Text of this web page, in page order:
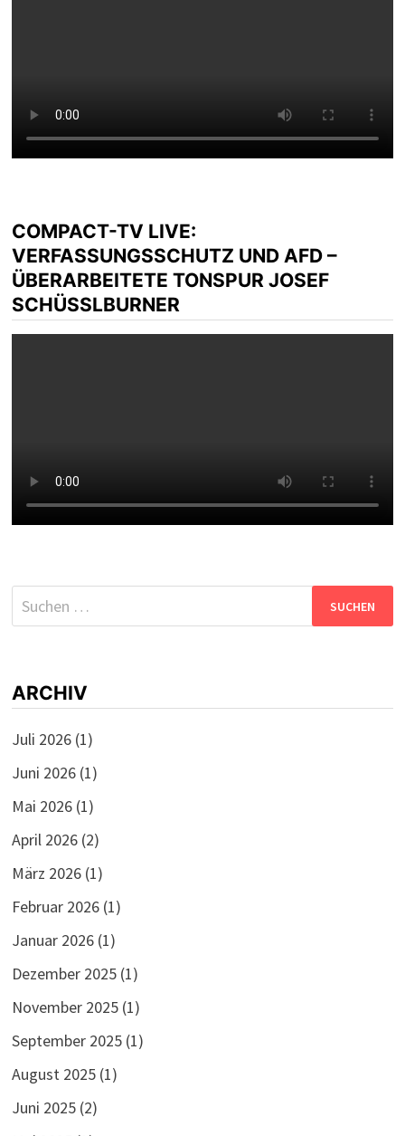
COMPACT-TV LIVE:
VERFASSUNGSSCHUTZ UND AFD –
ÜBERARBEITETE TONSPUR JOSEF
SCHÜSSLBURNER
Suchen
nach:
ARCHIV
Juli 2026(1)
Juni 2026(1)
Mai 2026(1)
April 2026(2)
März 2026(1)
Februar 2026(1)
Januar 2026(1)
Dezember 2025(1)
November 2025(1)
September 2025(1)
August 2025(1)
Juni 2025(2)